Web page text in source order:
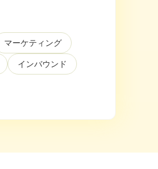
マーケティング
インバウンド